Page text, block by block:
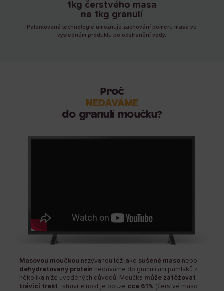
1kg čerstvého masa
na 1kg granulí
Patentovaná technologie umožňuje zachování poměru masa ve
výsledném produktu po odstranění vody.
Proč
NEDÁVÁME
do granulí moučku?
Masovou moučkou nazývanou též jako sušené maso nebo
dehydratovaný protein nedáváme do granulí ani pamlsků z
několika níže uvedených důvodů. Moučka může zatěžovat
trávící trakt , stravitelnost je pouze cca 61% (čerstvé maso